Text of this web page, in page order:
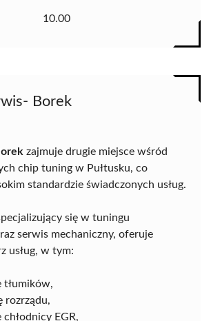
10.00
Borek
zajmuje drugie miejsce wśród
chip tuning w Pułtusku, co
standardzie świadczonych usług.
się w tuningu
serwis mechaniczny, oferuje
usług, w tym:
tłumików,
rozrządu,
chłodnicy EGR,